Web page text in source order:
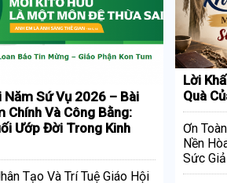
Năm Sứ Vụ 2026 – Bài
Chính Và Công Bằng:
Ướp Đời Trong Kinh
Tạo Và Trí Tuệ Giáo Hội
Lời
Quà
Ơn
Nền
Sức